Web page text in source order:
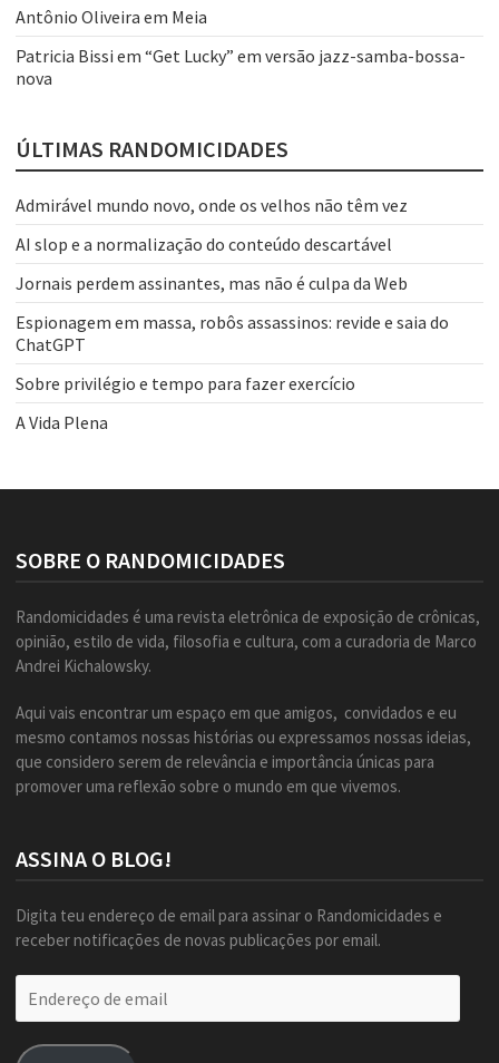
Antônio Oliveira em Meia
Patricia Bissi em “Get Lucky” em versão jazz-samba-bossa-
nova
ÚLTIMAS RANDOMICIDADES
Admirável mundo novo, onde os velhos não têm vez
AI slop e a normalização do conteúdo descartável
Jornais perdem assinantes, mas não é culpa da Web
Espionagem em massa, robôs assassinos: revide e saia do
ChatGPT
Sobre privilégio e tempo para fazer exercício
A Vida Plena
SOBRE O RANDOMICIDADES
Randomicidades é uma revista eletrônica de exposição de crônicas,
opinião, estilo de vida, filosofia e cultura, com a curadoria de Marco
Andrei Kichalowsky.
Aqui vais encontrar um espaço em que amigos, convidados e eu
mesmo contamos nossas histórias ou expressamos nossas ideias,
que considero serem de relevância e importância únicas para
promover uma reflexão sobre o mundo em que vivemos.
ASSINA O BLOG!
Digita teu endereço de email para assinar o Randomicidades e
receber notificações de novas publicações por email.
de